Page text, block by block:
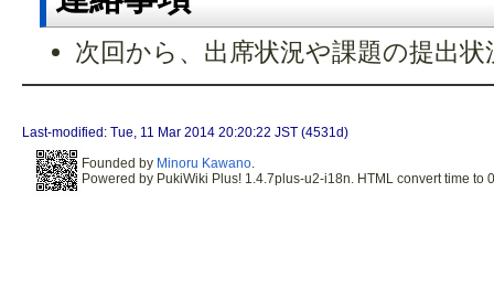
次回から、出席状況や課題の提出
Last-modified: Tue, 11 Mar 2014 20:20:22 JST (4531d)
Founded by Minoru Kawano
Powered by PukiWiki Plus! 1.4.7plus-u2-i18n. HTML convert time to